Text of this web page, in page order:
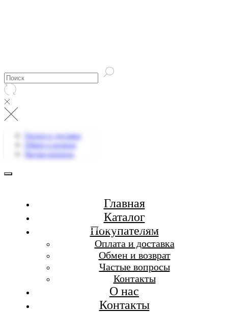
Бесплатная доставка при заказе от 7 000 р.
Оплата и доставка
Обмен и возврат
Частые вопросы
Главная
Каталог
Покупателям
Оплата и доставка
Обмен и возврат
Частые вопросы
Контакты
О нас
Контакты